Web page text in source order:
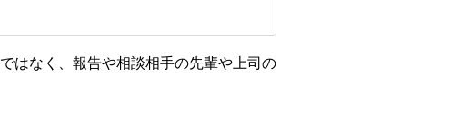
はなく、報告や相談相手の先輩や上司の